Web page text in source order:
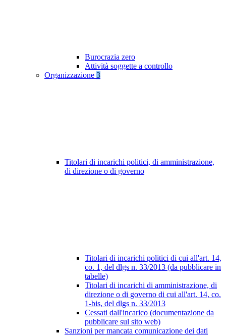
Burocrazia zero
Attività soggette a controllo
Organizzazione 3
Titolari di incarichi politici, di amministrazione,
di direzione o di governo
Titolari di incarichi politici di cui all'art. 14,
co. 1, del dlgs n. 33/2013 (da pubblicare in
tabelle)
Titolari di incarichi di amministrazione, di
direzione o di governo di cui all'art. 14, co.
1-bis, del dlgs n. 33/2013
Cessati dall'incarico (documentazione da
pubblicare sul sito web)
Sanzioni per mancata comunicazione dei dati